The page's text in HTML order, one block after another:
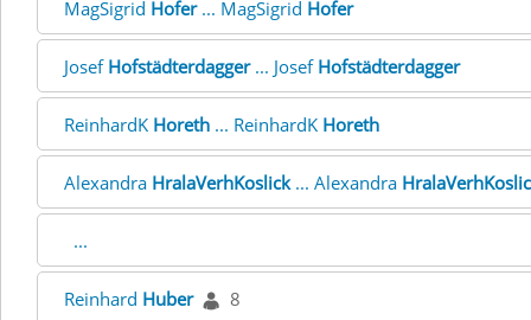
MagSigrid Hofer... MagSigrid Hofer
Josef Hofstädterdagger... Josef Hofstädterdagger
ReinhardK Horeth ... ReinhardK Horeth
Alexandra HralaVerhKoslick... Alexandra
...
Reinhard Huber 8